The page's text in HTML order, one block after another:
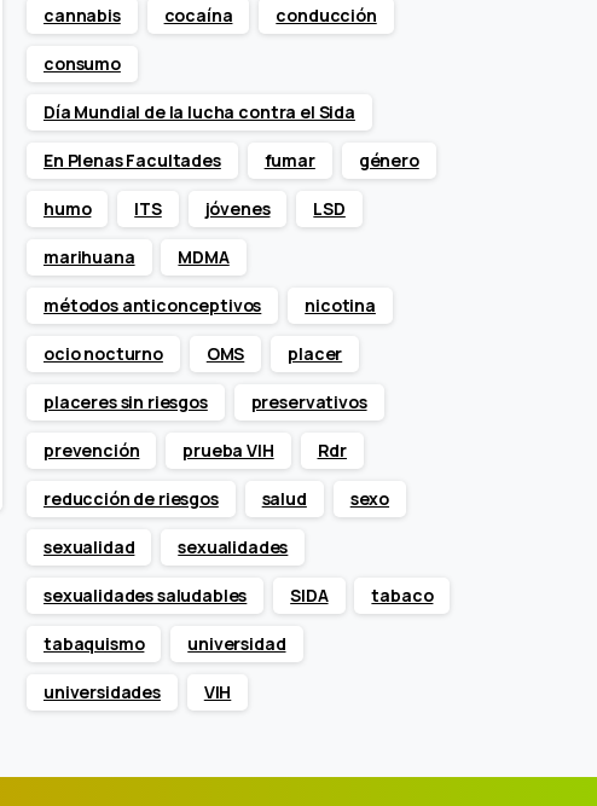
cannabis cocaína conducción
consumo
Día Mundial de la lucha contra el Sida
En Plenas Facultades fumar género
humo ITS jóvenes LSD
marihuana MDMA
métodos anticonceptivos nicotina
ocio nocturno OMS placer
placeres sin riesgos preservativos
prevención prueba VIH Rdr
reducción de riesgos salud sexo
sexualidad sexualidades
sexualidades saludables SIDA tabaco
tabaquismo universidad
universidades VIH